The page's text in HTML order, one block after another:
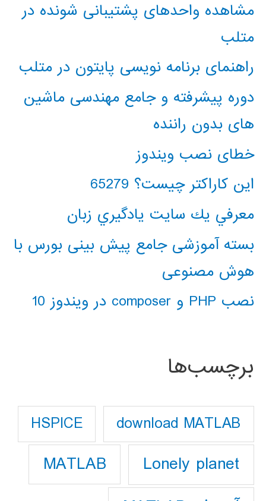
مشاهده واحدهای پشتیبانی شونده در
متلب
راهنمای برنامه نویسی پایتون در متلب
دوره پیشرفته و جامع مهندسی ماشین
های بدون راننده
خطای نصب ویندوز
این کاراکتر چیست؟ 65279
معرفي يك سايت يادگيري زبان
بسته آموزشی جامع پیش بینی بورس با
هوش مصنوعی
نصب PHP و composer در ویندوز 10
برچسب‌ها
download MATLAB
HSPICE
Lonely planet
MATLAB